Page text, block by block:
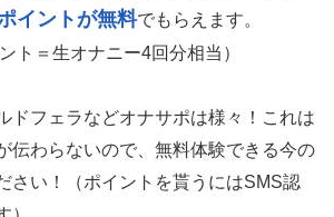
イントが無料でもらえます。
ト＝生オナニー4回分相当）
ドフェラなどオナサポは様々！これは
伝わらないので、無料体験できる今の
さい！（ポイントを貰うにはSMS認